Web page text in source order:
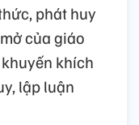
phát huy
của giáo
khích
lập luận